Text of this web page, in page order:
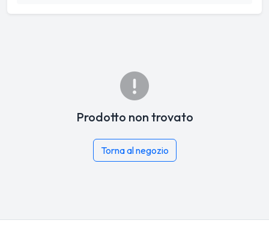
Prodotto non trovato
Torna al negozio